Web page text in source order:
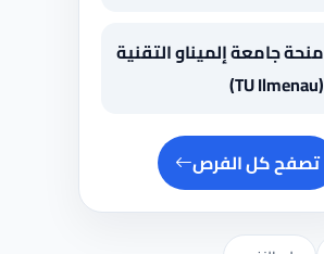
منحة جامعة إلميناو التقنية
(TU Ilmenau)
تصفح كل الفرص